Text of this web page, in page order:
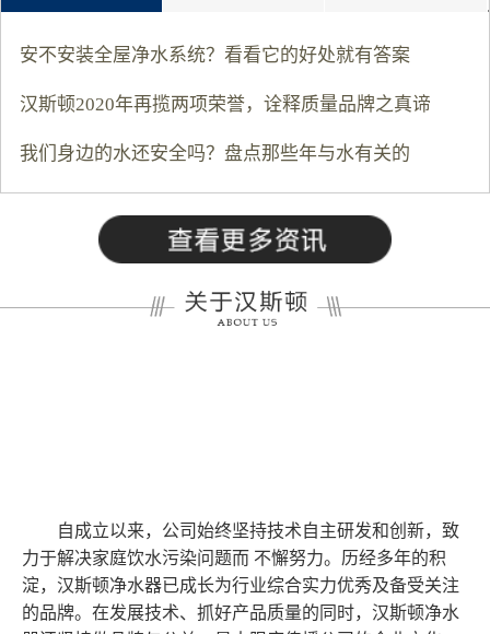
安不安装全屋净水系统？看看它的好处就有答案
汉斯顿2020年再揽两项荣誉，诠释质量品牌之真谛
我们身边的水还安全吗？盘点那些年与水有关的
自成立以来，公司始终坚持技术自主研发和创新，致
力于解决家庭饮水污染问题而 不懈努力。历经多年的积
淀，汉斯顿净水器已成长为行业综合实力优秀及备受关注
的品牌。在发展技术、抓好产品质量的同时，汉斯顿净水